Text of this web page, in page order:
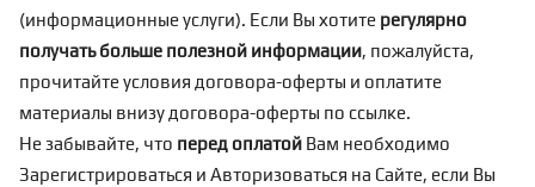
(информационные услуги). Если Вы хотите регулярно
получать больше полезной информации, пожалуйста,
прочитайте условия договора-оферты и оплатите
материалы внизу договора-оферты по ссылке.
Не забывайте, что перед оплатой Вам необходимо
Зарегистрироваться и Авторизоваться на Сайте, если Вы